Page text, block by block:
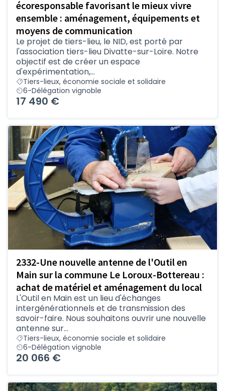
écoresponsable favorisant le mieux vivre
ensemble : aménagement, équipements et
moyens de communication
Le projet de tiers-lieu, le NID, est porté par
l'association tiers-lieu Divatte-sur-Loire. Notre
objectif est de créer un espace
d'expérimentation,...
Tiers-lieux, économie sociale et solidaire
6-Délégation vignoble
17 490 €
2332-Une nouvelle antenne de l'Outil en
Main sur la commune Le Loroux-Bottereau :
achat de matériel et aménagement du local
L'Outil en Main est un lieu d'échanges
intergénérationnels et de transmission des
savoir-faire. Nous souhaitons ouvrir une nouvelle
antenne sur...
Tiers-lieux, économie sociale et solidaire
6-Délégation vignoble
20 066 €